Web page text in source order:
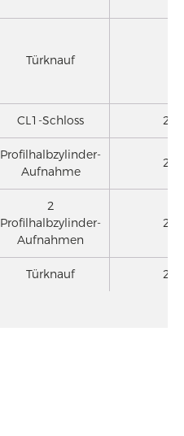
Türknauf
CL1-Schloss 2 x
Profilhalbzylinder-
Aufnahme
2 x
2
Profilhalbzylinder-
Aufnahmen
2 x
Türknauf 2 x